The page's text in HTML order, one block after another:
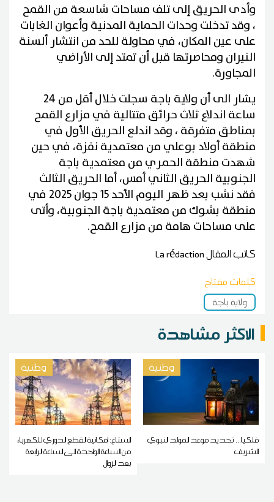
وأدى الحريق إلى تلف مساحات شاسعة من القمح
، وقد تدخلت وحدات الحماية المدنية وأعوان الغابات
على عين المكان، في محاولة للحد من انتشار ألسنة
النيران ومحاصرتها قبل أن تمتد إلى الأراضي
المجاورة.
يشار الى أن ولاية باجة سجلت خلال أقل من 24
ساعة اندلاع ثلاث حرائق متتالية في مزارع القمح
بمناطق متفرقة ، وقد اندلع الحريق الأول في
منطقة أولاد بوعلي من معتمدية نفزة، في حين
شهدت منطقة الحمري من معتمدية باجة
الجنوبية الحريق الثاني أمس، أما الحريق الثالث
فقد نشب بعد ظهر اليوم الأحد 15 جوان 2025 في
منطقة بشوك من معتمدية باجة الجنوبية، وأتى
على مساحات هامة من مزارع القمح.
كاتب المقالLa rédaction
كلمات مفتاح
ولاية باجة
الاكثر مشاهدة
وطنية
فلكيا... تحديد موعد المولد النبوي
الشريف
وطنية
الستاغ: إمكانية القطع الدوري للكهرباء
من الساعة الواحدة الى الساعة الرابعة
بعد الزوال